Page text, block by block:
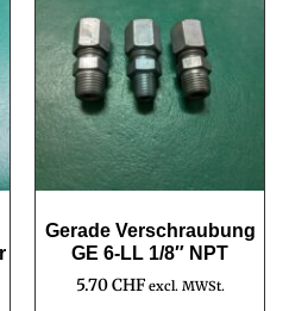
Gerade Verschraubung
GE 6-LL 1/8″ NPT
5.70CHF excl. MWSt.